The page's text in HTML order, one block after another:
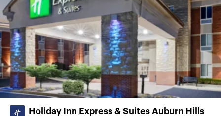
Holiday Inn Express & Suites Auburn Hills